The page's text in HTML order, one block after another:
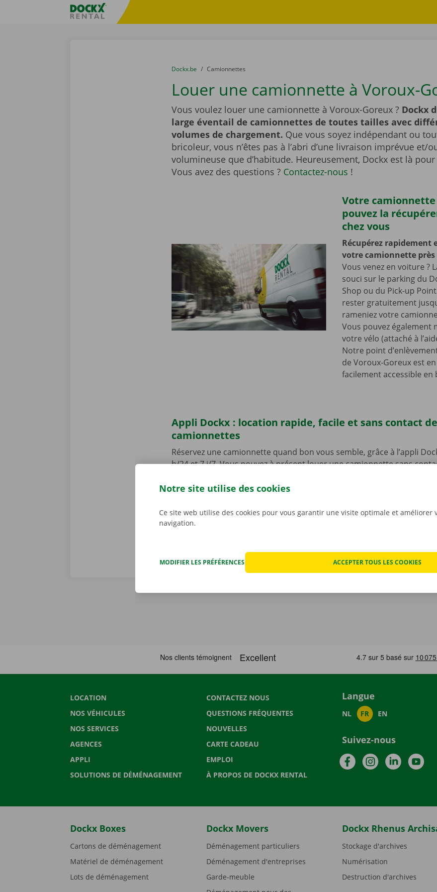
sitename
You are here:
du
Dockx.be to
Camionnettes
Louer une camionnette à Voroux-
Vous voulez louer une camionnette à Voroux-Goreux ? Dockx
large éventail de camionnettes de toutes tailles avec
volumes de chargement. Que vous soyez indépendant ou
bricoleur, vous n’êtes pas à l’abri d’une livraison imprévue et/
volumineuse que d’habitude. Heureusement, Dockx est là
Vous avez des questions ? Contactez-nous !
Votre camionnette
pouvez la
chez vous
Récupérez rapidement
votre camionnette près
Vous venez en voiture ?
souci sur le parking du
Shop ou du Pick-up
rester gratuitement
rameniez votre
Vous pouvez également
votre vélo (attaché à
Notre point
de Voroux-Goreux est
facilement accessible en
Appli Dockx : location rapide, facile et sans contact
camionnettes
Réservez une camionnette quand bon vous semble, grâce à l’appli
h/24 et 7 j/7. Vous pouvez à présent louer une camionnette sans
parcourez notre offre de véhicules, choisissez une camionnette, payez,
LOCATION
NOS VÉHICULES
NOS SERVICES
AGENCES
APPLI
SOLUTIONS DE DÉMÉNAGEMENT
CONTACTEZ NOUS
QUESTIONS FRÉQUENTES
NOUVELLES
CARTE CADEAU
EMPLOI
À PROPOS DE DOCKX RENTAL
Langue
NL FR EN
Suivez-nous
FacebookInstagramLinkedIn
Dockx Boxes
Cartons de déménagement
Matériel de déménagement
Lots de déménagement
Dockx Movers
Déménagement particuliers
Déménagement d'entreprises
Garde-meuble
Dockx Rhenus
Stockage d'archives
Numérisation
Destruction d'archives
Notre site utilise des cookies
Ce site web utilise des cookies pour vous garantir une visite optimale et améliorer
navigation.
MODIFIER LES PRÉFÉRENCES ACCEPTER TOUS LES COOKIES